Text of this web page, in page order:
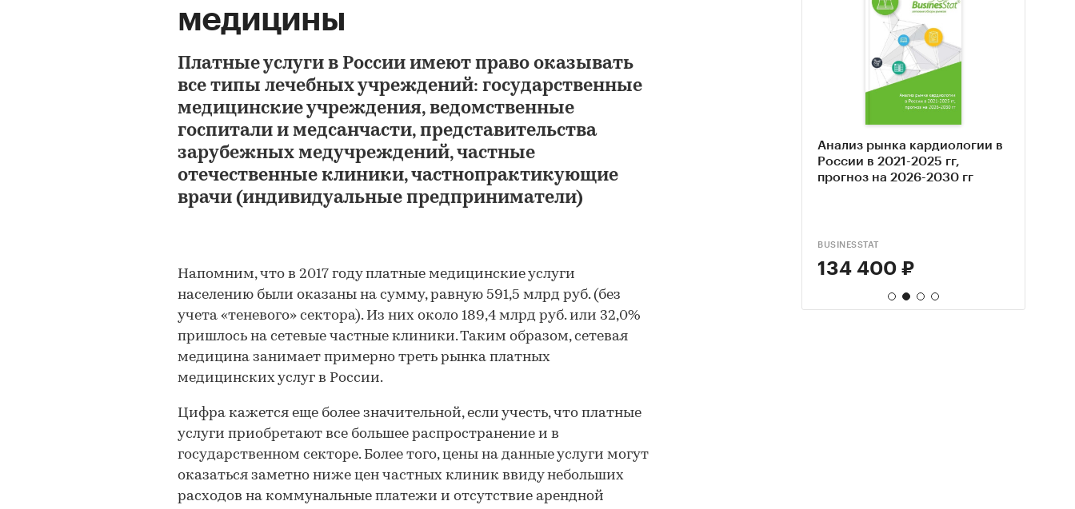
медицины
Платные услуги в России имеют право оказывать
все типы лечебных учреждений: государственные
медицинские учреждения, ведомственные
госпитали и медсанчасти, представительства
зарубежных медучреждений, частные
отечественные клиники, частнопрактикующие
врачи (индивидуальные предприниматели)
Напомним, что в 2017 году платные медицинские услуги
населению были оказаны на сумму, равную 591,5 млрд руб. (без
учета «теневого» сектора). Из них около 189,4 млрд руб. или 32,0%
пришлось на сетевые частные клиники. Таким образом, сетевая
медицина занимает примерно треть рынка платных
медицинских услуг в России.
Цифра кажется еще более значительной, если учесть, что платные
услуги приобретают все большее распространение и в
государственном секторе. Более того, цены на данные услуги могут
оказаться заметно ниже цен частных клиник ввиду небольших
расходов на коммунальные платежи и отсутствие арендной
Федерации. 2021-2025 гг., 1ое
Анализ рынка кардиологии в
России в 2021-2025 гг,
прогноз на 2026-2030 гг
BUSINESSTAT
134 400 ₽